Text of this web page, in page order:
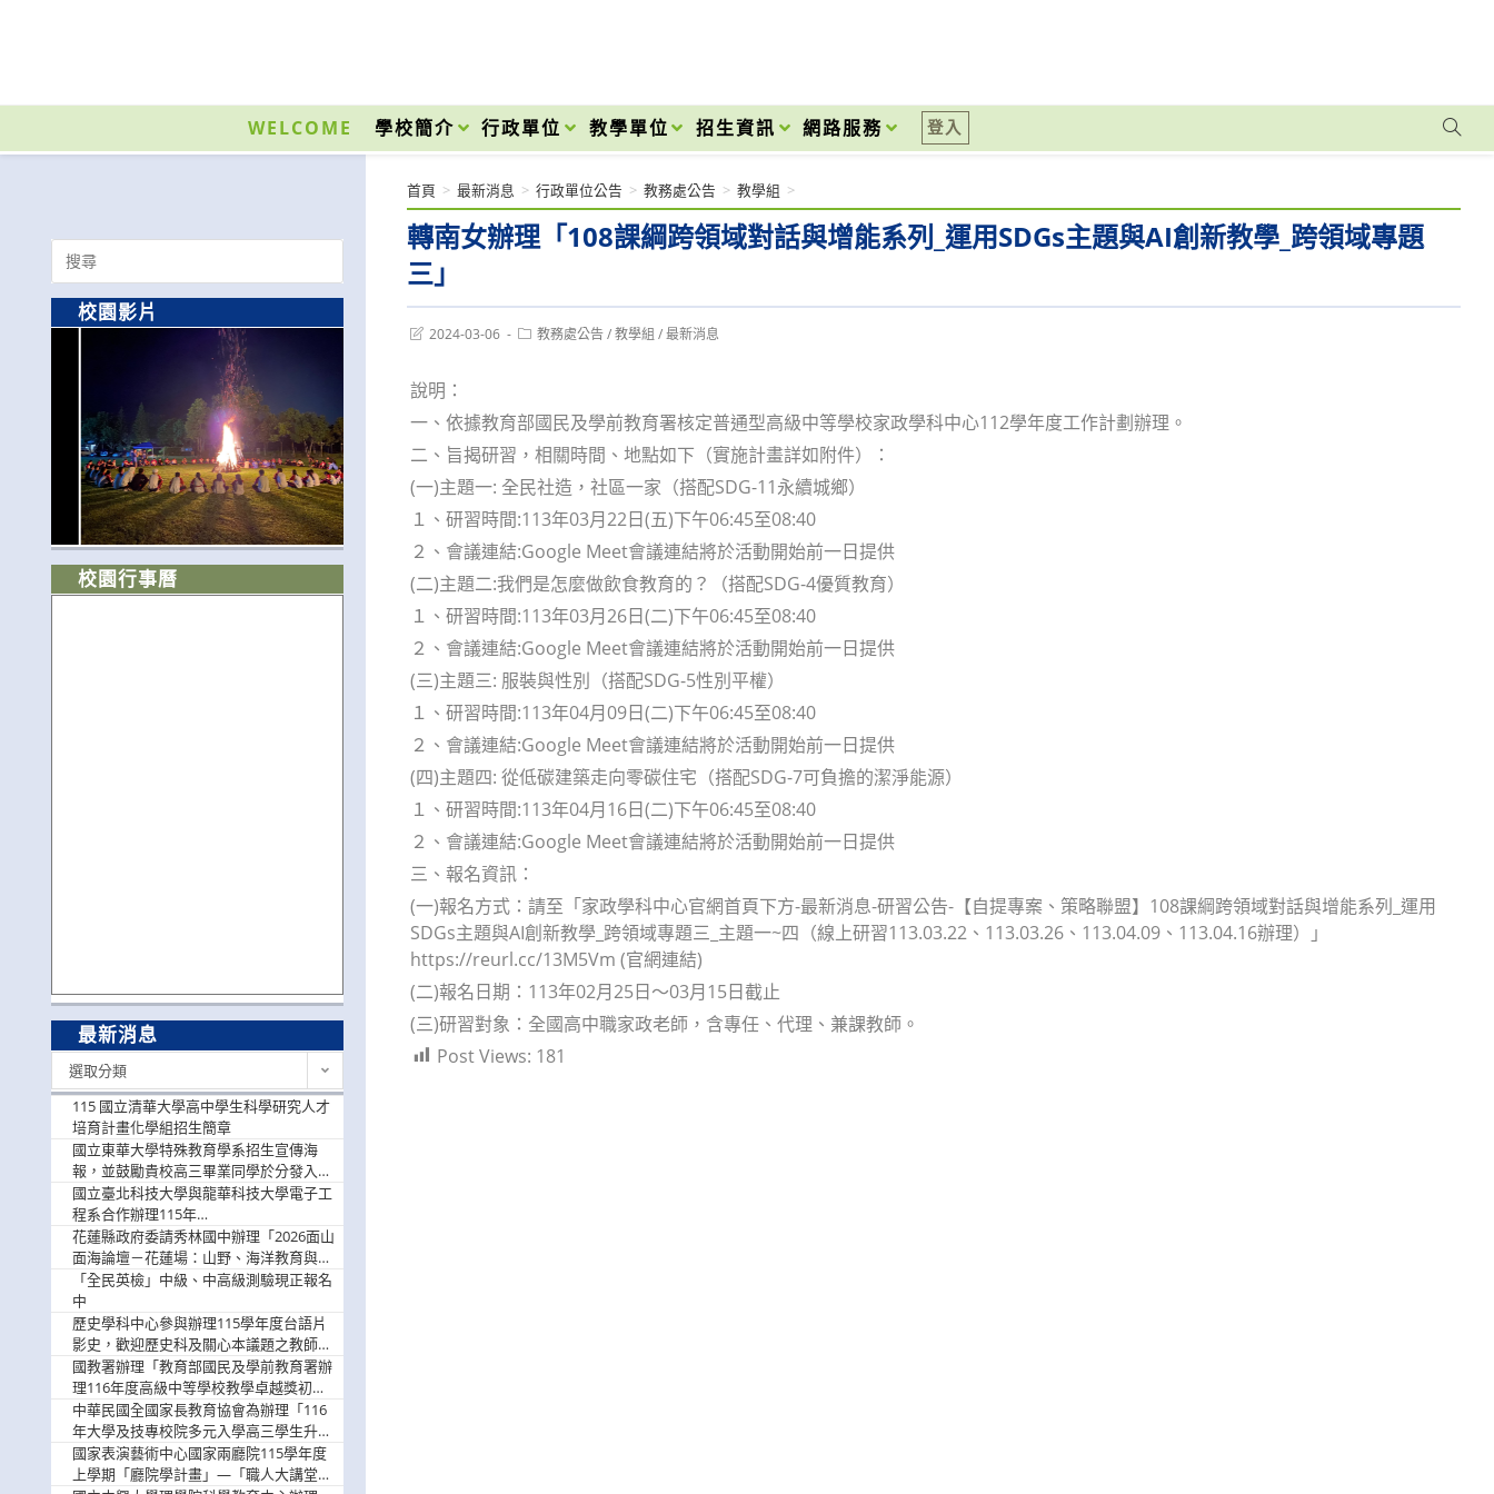
內
WELCOME 學校簡介 行政單位 教學單位 招生資訊 網路服務 登入
轉南女辦理「108課綱跨領域對話與增能系列_運用SDGs主題與AI創新教學_跨領域專題
三」
首頁 > 最新消息 > 行政單位公告 > 教務處公告 > 教學組 >
Post2024-03-06
Post教務處公告 / 教學組 / 最新消息
說明：
一、依據教育部國民及學前教育署核定普通型高級中等學校家政學科中心112學年度工作計劃辦理。
二、旨揭研習，相關時間、地點如下（實施計畫詳如附件）：
(一)主題一: 全民社造，社區一家（搭配SDG-11永續城鄉）
１、研習時間:113年03月22日(五)下午06:45至08:40
２、會議連結:Google Meet會議連結將於活動開始前一日提供
(二)主題二:我們是怎麼做飲食教育的？（搭配SDG-4優質教育）
１、研習時間:113年03月26日(二)下午06:45至08:40
２、會議連結:Google Meet會議連結將於活動開始前一日提供
(三)主題三: 服裝與性別（搭配SDG-5性別平權）
１、研習時間:113年04月09日(二)下午06:45至08:40
２、會議連結:Google Meet會議連結將於活動開始前一日提供
(四)主題四: 從低碳建築走向零碳住宅（搭配SDG-7可負擔的潔淨能源）
１、研習時間:113年04月16日(二)下午06:45至08:40
２、會議連結:Google Meet會議連結將於活動開始前一日提供
三、報名資訊：
(一)報名方式：請至「家政學科中心官網首頁下方-最新消息-研習公告-【自提專案、策略聯盟】108課綱跨領域對話與增能系列_運用
SDGs主題與AI創新教學_跨領域專題三_主題一~四（線上研習113.03.22、113.03.26、113.04.09、113.04.16辦理）」
https://reurl.cc/13M5Vm (官網連結)
(二)報名日期：113年02月25日～03月15日截止
(三)研習對象：全國高中職家政老師，含專任、代理、兼課教師。
Post Views: 181
Search
for:
校園影片
校園行事曆
最新消息
選取分類
115 國立清華大學高中學生科學研究人才
培育計畫化學組招生簡章
國立東華大學特殊教育學系招生宣傳海
報，並鼓勵貴校高三畢業同學於分發入學
階段踴躍選填。
國立臺北科技大學與龍華科技大學電子工
程系合作辦理115年
「115.08.10~08.12「AI賦能應用於智慧半
導體研習營」，歡迎學生踴躍報名參加
花蓮縣政府委請秀林國中辦理「2026面山
面海論壇－花蓮場：山野、海洋教育與戶
外安全實務課程」，歡迎踴躍報名參加
「全民英檢」中級、中高級測驗現正報名
中
歷史學科中心參與辦理115學年度台語片
影史，歡迎歷史科及關心本議題之教師踴
躍報名參加
國教署辦理「教育部國民及學前教育署辦
理116年度高級中等學校教學卓越獎初選
實施計畫」，鼓勵教師踴躍報名
中華民國全國家長教育協會為辦理「116
年大學及技專校院多元入學高三學生升學
輔導家長說明會」
國家表演藝術中心國家兩廳院115學年度
上學期「廳院學計畫」—「職人大講堂」